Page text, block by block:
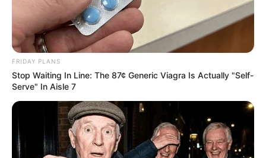
FRIDAY PLANS
Stop Waiting In Line: The 87¢ Generic Viagra Is Actually "Self-
Serve" In Aisle 7